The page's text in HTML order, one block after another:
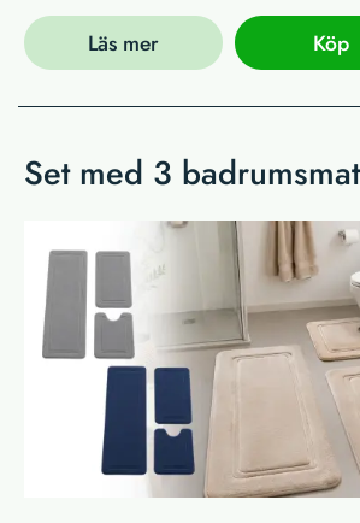
Läs mer Köp
Set med 3